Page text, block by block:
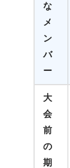
な
メ
ン
バ
ー
大
会
前
の
期